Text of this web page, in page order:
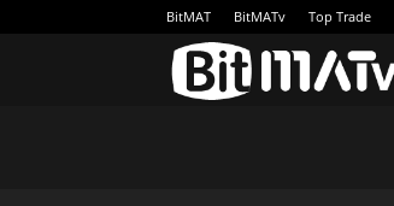
BitMAT BitMATv Top Trade